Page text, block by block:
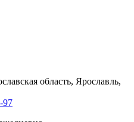
область, Ярославль,
97